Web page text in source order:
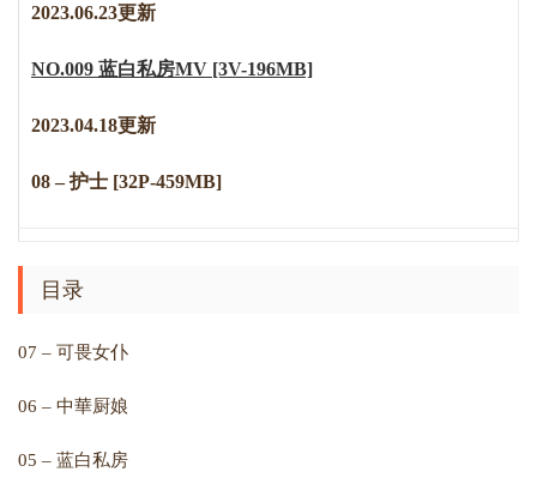
2023.06.23更新
NO.009 蓝白私房MV [3V-196MB]
2023.04.18更新
08 – 护士 [32P-459MB]
目录
07 – 可畏女仆
06 – 中華厨娘
05 – 蓝白私房